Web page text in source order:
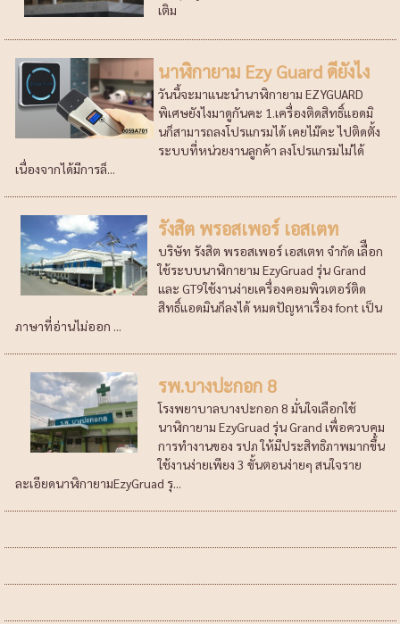
เติม
นาฬิกายาม Ezy Guard ดียังไง
วันนี้จะมาแนะนำนาฬิกายาม EZYGUARD
พิเศษยังไงมาดูกันคะ 1.เครื่องติดสิทธิ์แอดมิ
นก็สามารถลงโปรแกรมได้ เคยไม๊คะ ไปติดตั้ง
ระบบที่หน่วยงานลูกค้า ลงโปรแกรมไม่ได้
เนื่องจากได้มีการล็...
รังสิต พรอสเพอร์ เอสเตท
บริษัท รังสิต พรอสเพอร์ เอสเตท จำกัด เลืือก
ใช้ระบบนาฬิกายาม EzyGruad รุ่น Grand
และ GT9ใช้งานง่ายเครื่องคอมพิวเตอร์ติด
สิทธิ์แอดมินก็ลงได้ หมดปัญหาเรื่อง font เป็น
ภาษาที่อ่านไม่ออก ...
รพ.บางปะกอก 8
โรงพยาบาลบางปะกอก 8 มั่นใจเลือกใช้
นาฬิกายาม EzyGruad รุ่น Grand เพื่อควบคุม
การทำงานของ รปภ ให้มีประสิทธิภาพมากขึ้น
ใช้งานง่ายเพียง 3 ขั้นตอนง่ายๆ สนใจราย
ละเอียดนาฬิกายามEzyGruad รุ...